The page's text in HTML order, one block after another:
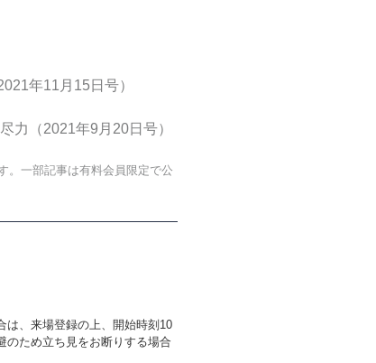
年11月15日号）
力（2021年9月20日号）
。一部記事は有料会員限定で公
は、来場登録の上、開始時刻10
のため立ち見をお断りする場合